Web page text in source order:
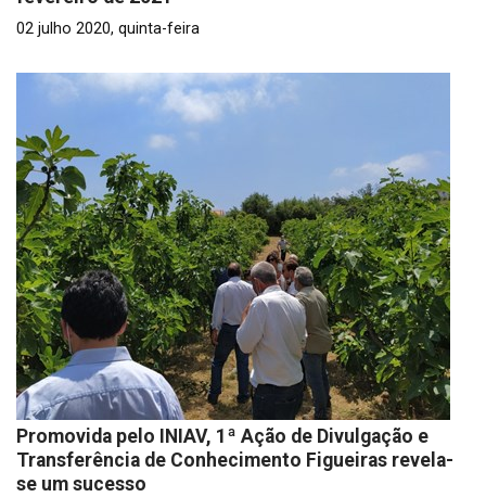
02 julho 2020, quinta-feira
Promovida pelo INIAV, 1ª Ação de Divulgação e
Transferência de Conhecimento Figueiras revela-
se um sucesso